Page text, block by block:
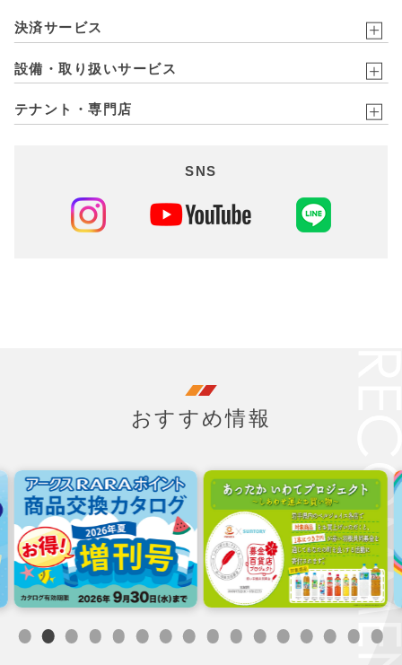
決済サービス
設備・取り扱いサービス
テナント・専門店
SNS
おすすめ情報